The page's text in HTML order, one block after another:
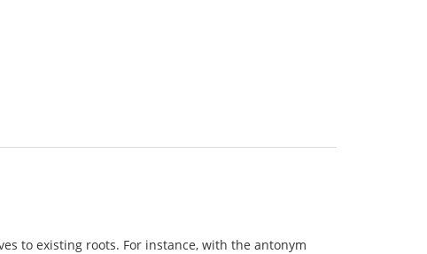
to existing roots. For instance, with the antonym